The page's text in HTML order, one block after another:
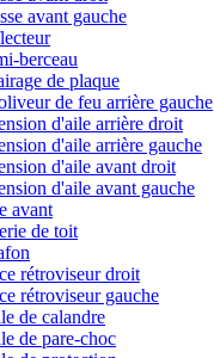
avant gauche
berceau
de plaque
de feu arrière gauche
d'aile arrière droit
d'aile arrière gauche
d'aile avant droit
d'aile avant gauche
avant
de toit
rétroviseur droit
rétroviseur gauche
de calandre
de pare-choc